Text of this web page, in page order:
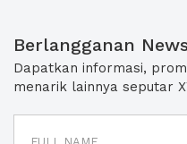
Berlangganan
Dapatkan informasi,
menarik lainnya seputar